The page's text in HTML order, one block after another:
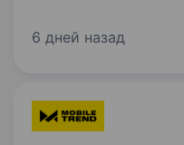
новинок в домашніх
6 дней назад